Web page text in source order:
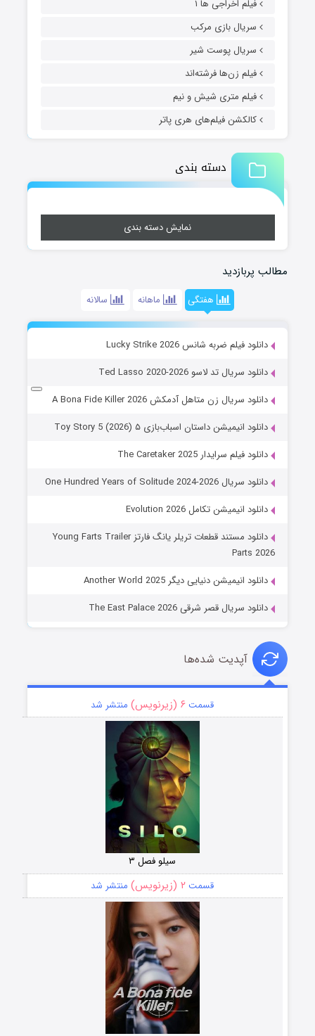
فیلم اخراجی ها ۱
سریال بازی مرکب
سریال پوست شیر
فیلم زن‌ها فرشته‌اند
فیلم متری شیش و نیم
کالکشن فیلم‌های هری پاتر
دسته بندی
نمایش دسته بندی
مطالب پربازدید
هفتگی ماهانه سالانه
دانلود فیلم ضربه شانس Lucky Strike 2026
دانلود سریال تد لاسو Ted Lasso 2020-2026
دانلود سریال زن متاهل آدمکش A Bona Fide Killer 2026
دانلود انیمیشن داستان اسباب‌بازی ۵ Toy Story 5 (2026)
دانلود فیلم سرایدار The Caretaker 2025
دانلود سریال One Hundred Years of Solitude 2024-2026
دانلود انیمیشن تکامل Evolution 2026
دانلود مستند قطعات تریلر یانگ فارتز Young Farts Trailer
Parts 2026
دانلود انیمیشن دنیایی دیگر Another World 2025
دانلود سریال قصر شرقی The East Palace 2026
آپدیت شده‌ها
قسمت ۶ (زیرنویس) منتشر شد
سیلو فصل ۳
قسمت ۲ (زیرنویس) منتشر شد